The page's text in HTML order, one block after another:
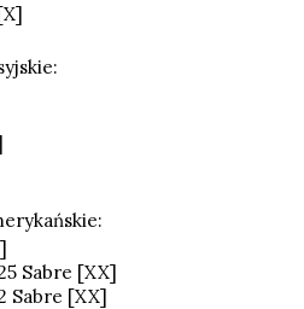
Sabre [XX]
Sabre [XX]